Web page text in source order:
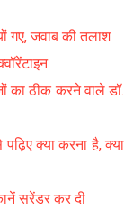
गए, जवाब की तलाश
का ठीक करने वाले डॉ.
क्या करना है, क्या
सरेंडर कर दी